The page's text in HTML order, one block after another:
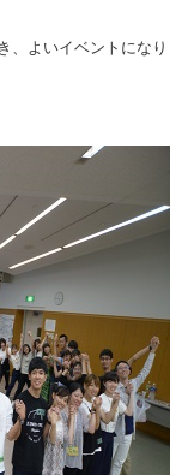
、よいイベントになり